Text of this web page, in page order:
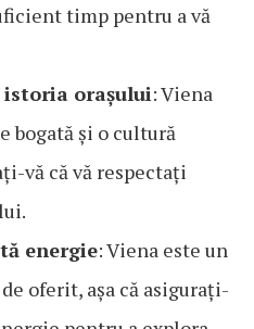
timp pentru a vă
orașului: Viena
bogată și o cultură
vă că vă respectați
energie: Viena este un
oferit, așa că asigurați-